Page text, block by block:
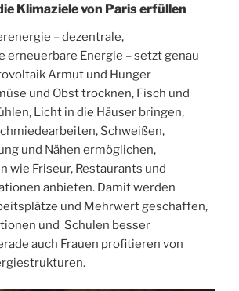
Klimaziele von Paris erfüllen
– dezentrale,
erneuerbare Energie – setzt genau
Armut und Hunger
und Obst trocknen, Fisch und
Licht in die Häuser bringen,
Schweißen,
und Nähen ermöglichen,
wie Friseur, Restaurants und
anbieten. Damit werden
und Mehrwert geschaffen,
und Schulen besser
auch Frauen profitieren von